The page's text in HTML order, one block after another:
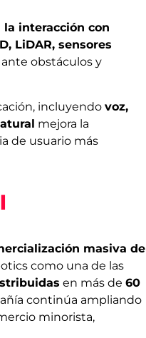
interacción con
LiDAR, sensores
obstáculos y
incluyendo voz,
mejora la
de usuario más
masiva de
como una de las
en más de 60
continúa ampliando
minorista,